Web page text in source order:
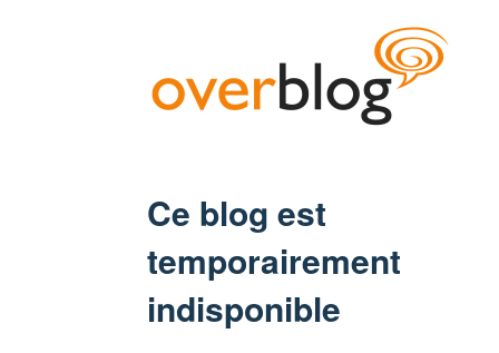
Ce blog est
temporairement
indisponible